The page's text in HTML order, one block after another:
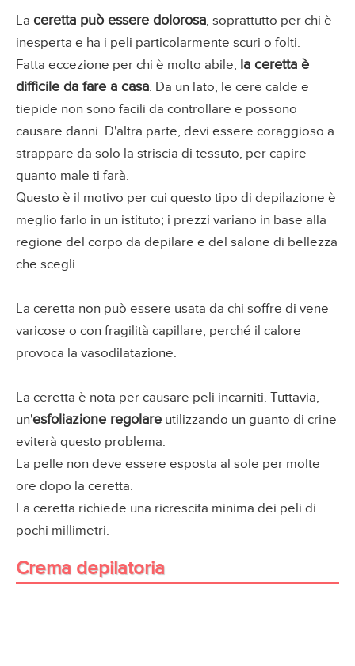
La ceretta può essere dolorosa, soprattutto per chi è
inesperta e ha i peli particolarmente scuri o folti.
Fatta eccezione per chi è molto abile, la ceretta è
difficile da fare a casa. Da un lato, le cere calde e
tiepide non sono facili da controllare e possono
causare danni. D'altra parte, devi essere coraggioso a
strappare da solo la striscia di tessuto, per capire
quanto male ti farà.
Questo è il motivo per cui questo tipo di depilazione è
meglio farlo in un istituto; i prezzi variano in base alla
regione del corpo da depilare e del salone di bellezza
che scegli.
La ceretta non può essere usata da chi soffre di vene
varicose o con fragilità capillare, perché il calore
provoca la vasodilatazione.
La ceretta è nota per causare peli incarniti. Tuttavia,
un'esfoliazione regolare utilizzando un guanto di crine
eviterà questo problema.
La pelle non deve essere esposta al sole per molte
ore dopo la ceretta.
La ceretta richiede una ricrescita minima dei peli di
pochi millimetri.
Crema depilatoria